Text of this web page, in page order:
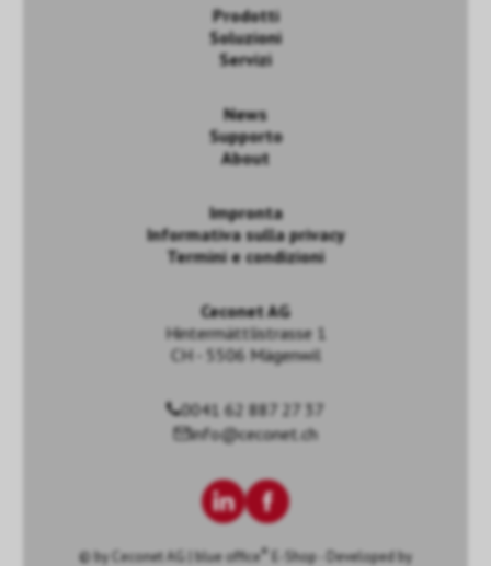
Prodotti
Soluzioni
Servizi
News
Supporto
About
Impronta
Informativa sulla privacy
Termini e condizioni
Ceconet AG
Hintermättlistrasse 1
CH - 5506 Mägenwil
0041 62 887 27 37
info@ceconet.ch
© by Ceconet AG blue office ® E-Shop - Developed by